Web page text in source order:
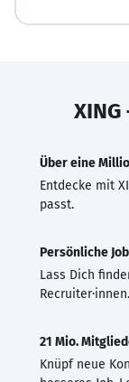
Über eine
Entdecke mit
passt.
Persönliche
Lass Dich
Recruiter·innen.
21 Mio.
Knüpf neue